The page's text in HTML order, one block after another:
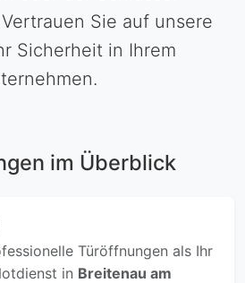
Sie auf unsere
Sicherheit in Ihrem
im Überblick
Türöffnungen als Ihr
in Breitenau am